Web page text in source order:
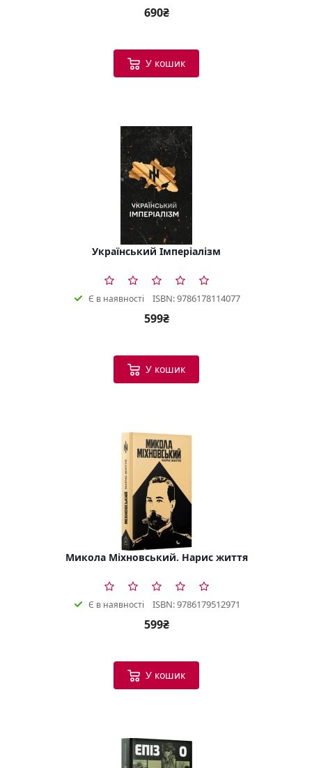
690₴
У кошик
Український Імперіалізм
Є в наявності ISBN: 9786178114077
599₴
У кошик
Микола Міхновський. Нарис життя
Є в наявності ISBN: 9786179512971
599₴
У кошик